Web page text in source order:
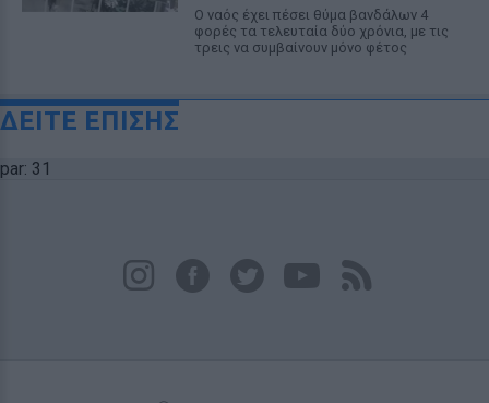
Ο ναός έχει πέσει θύμα βανδάλων 4
φορές τα τελευταία δύο χρόνια, με τις
τρεις να συμβαίνουν μόνο φέτος
ΔΕΙΤΕ ΕΠΙΣΗΣ
par: 31